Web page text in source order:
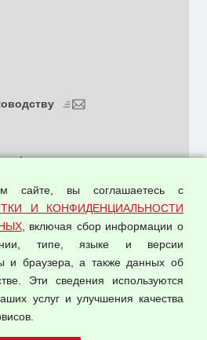
персональных данных
сайте, вы соглашаетесь с
И КОНФИДЕНЦИАЛЬНОСТИ
, включая сбор информации о
типе, языке и версии
и браузера, а также данных об
Эти сведения используются
услуг и улучшения качества